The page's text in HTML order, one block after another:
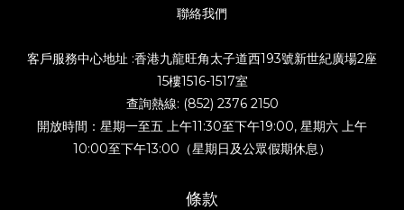
聯絡我們
客戶服務中心地址 :香港九龍旺角太子道西193號新世紀廣場2座
15樓1516-1517室
查詢熱線: (852) 2376 2150
開放時間：星期一至五 上午11:30至下午19:00, 星期六 上午
10:00至下午13:00（星期日及公眾假期休息）
條款